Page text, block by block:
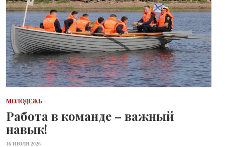
МОЛОДЕЖЬ
Работа в команде – важный
навык!
16 ИЮЛЯ 2026